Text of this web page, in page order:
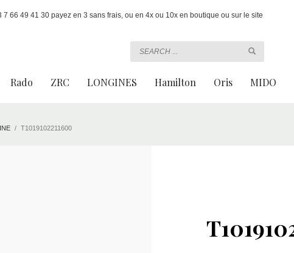
66 49 41 30 payez en 3 sans frais, ou en 4x ou 10x en boutique ou sur le site
Rado ZRC LONGINES Hamilton Oris
MIDO
T1019102211600